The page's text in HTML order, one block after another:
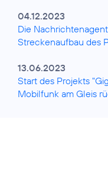
04.12.2023
Die
Streckenaufbau des
13.06.2023
Start des Projekts
Mobilfunk am Gleis